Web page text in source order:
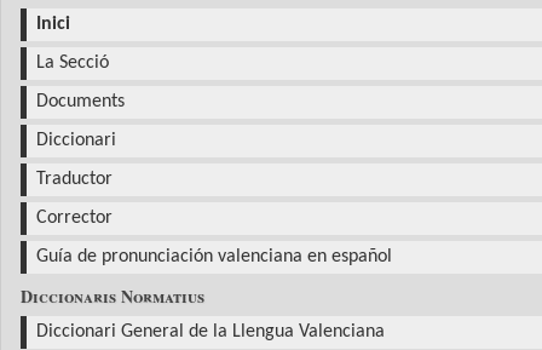
Inici
La Secció
Documents
Diccionari
Traductor
Corrector
Guía de pronunciación valenciana en español
Diccionaris Normatius
Diccionari General de la Llengua Valenciana